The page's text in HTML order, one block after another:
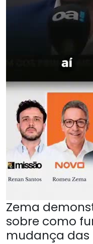
Zema
sobre como
mudança das